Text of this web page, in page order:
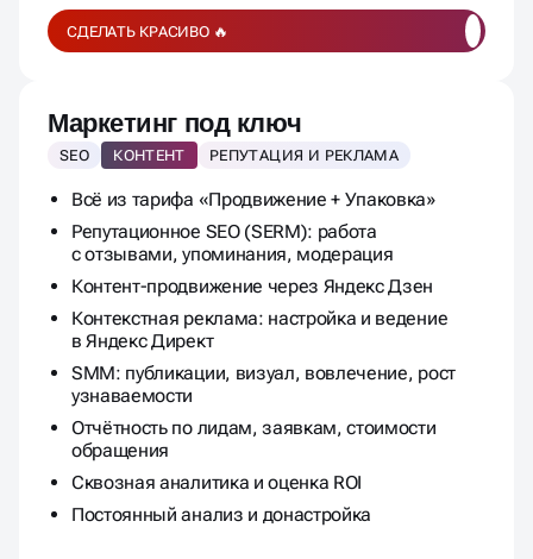
от 80 000 ₽ результаты через 6–8 месяцев
Маркетинг под ключ
SEO КОНТЕНТ РЕПУТАЦИЯ И РЕКЛАМА
Всё из тарифа «Продвижение + Упаковка»
Репутационное SEO (SERM): работа
с отзывами, упоминания, модерация
Контент-продвижение через Яндекс Дзен
Контекстная реклама: настройка и ведение
в Яндекс Директ
SMM: публикации, визуал, вовлечение, рост
узнаваемости
Отчётность по лидам, заявкам, стоимости
обращения
Сквозная аналитика и оценка ROI